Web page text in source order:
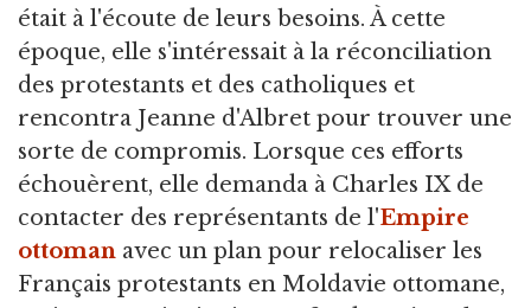
était à l'écoute de leurs besoins. À cette
époque, elle s'intéressait à la réconciliation
des protestants et des catholiques et
rencontra Jeanne d'Albret pour trouver une
sorte de compromis. Lorsque ces efforts
échouèrent, elle demanda à Charles IX de
contacter des représentants de l'Empire
ottoman avec un plan pour relocaliser les
Français protestants en Moldavie ottomane,